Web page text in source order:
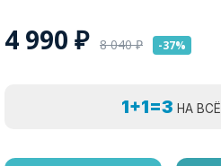
4 990 ₽ 8 040₽ -37%
1+1=3 НА ВСЁ